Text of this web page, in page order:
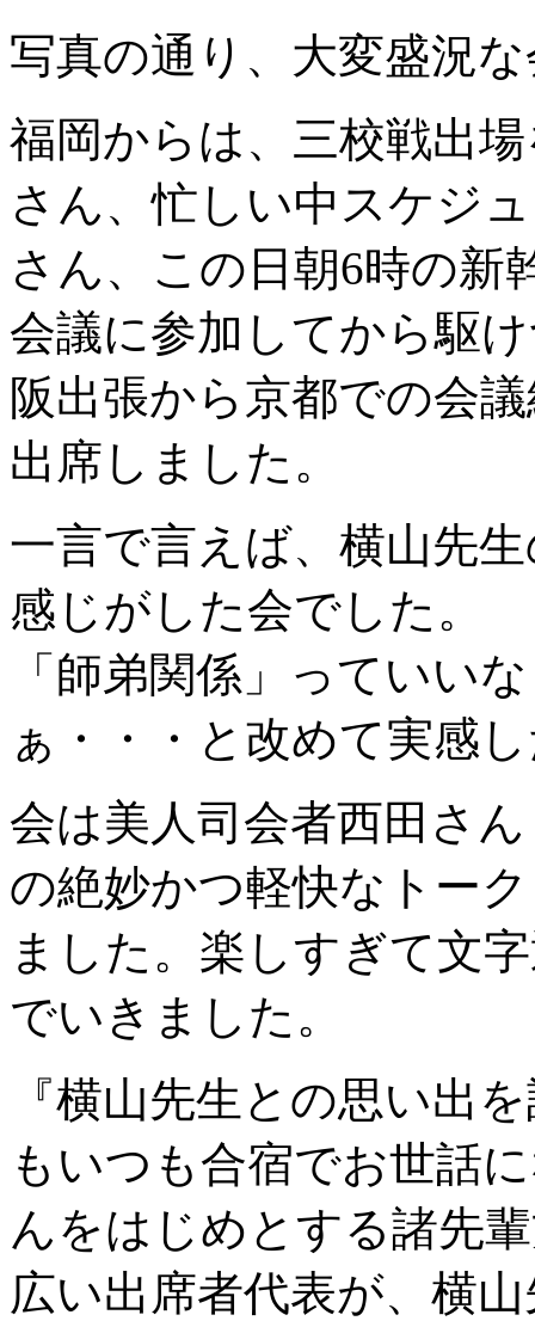
写真の通り、大変盛況
福岡からは、三校戦出
さん、忙しい中スケジ
さん、この日朝6時の新
会議に参加してから駆
阪出張から京都での会
出席しました。
一言で言えば、横山先
感じがした会でした。
「師弟関係」っていい
ぁ・・・と改めて実感
会は美人司会者西田さ
の絶妙かつ軽快なトー
ました。楽しすぎて文
でいきました。
『横山先生との思い出
もいつも合宿でお世話
んをはじめとする諸先
広い出席者代表が、横